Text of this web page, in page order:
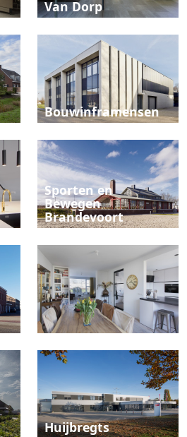
Van Dorp
Bouwinframensen
Sporten en
Bewegen
Brandevoort
Huijbregts